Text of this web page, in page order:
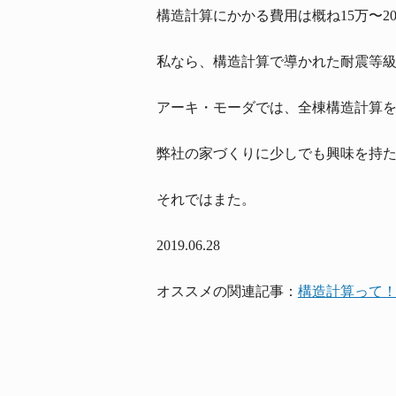
構造計算にかかる費用は概ね15万〜
私なら、構造計算で導かれた耐震等
アーキ・モーダでは、全棟構造計算
弊社の家づくりに少しでも興味を持
それではまた。
2019.06.28
オススメの関連記事： 構造計算って